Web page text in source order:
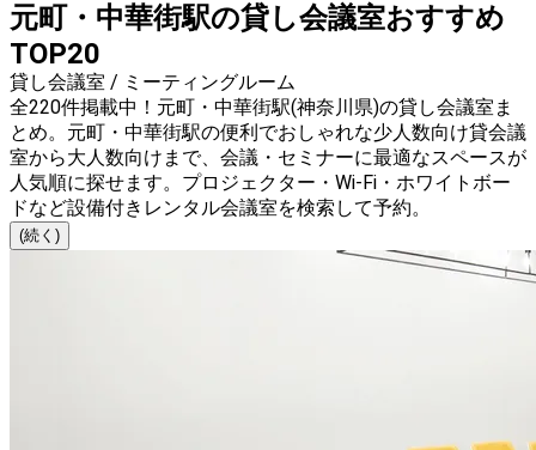
元町・中華街駅の貸し会議室おすすめ
TOP20
貸し会議室 / ミーティングルーム
全220件掲載中！元町・中華街駅(神奈川県)の貸し会議室ま
とめ。元町・中華街駅の便利でおしゃれな少人数向け貸会議
室から大人数向けまで、会議・セミナーに最適なスペースが
人気順に探せます。プロジェクター・Wi-Fi・ホワイトボー
ドなど設備付きレンタル会議室を検索して予約。
(続く)